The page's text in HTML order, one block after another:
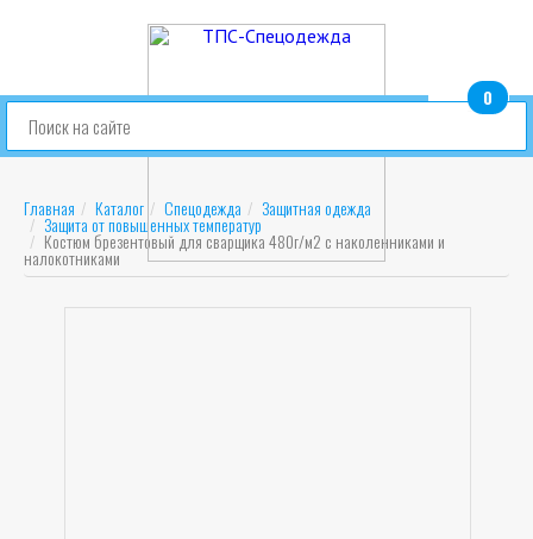
0
шт.
Главная Каталог Спецодежда Защитная одежда
Защита от повышенных температур
Костюм брезентовый для сварщика 480г/м2 с наколенниками и
налокотниками